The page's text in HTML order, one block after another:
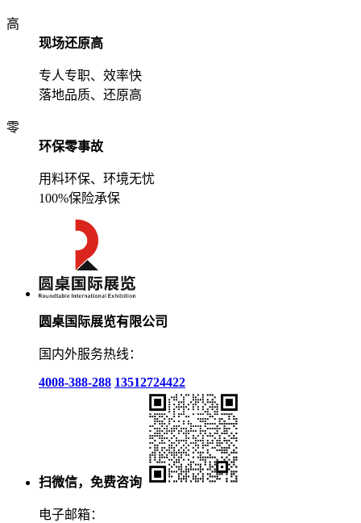
高
现场还原高
专人专职、效率快
落地品质、还原高
零
环保零事故
用料环保、环境无忧
100%保险承保
圆桌国际展览有限公司
国内外服务热线：
4008-388-288 13512724422
扫微信，免费咨询
电子邮箱：